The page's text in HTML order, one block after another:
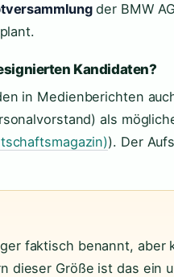
der BMW
Kandidaten?
in Medienberichten
als
). Der
faktisch benannt,
dieser Größe ist das ein